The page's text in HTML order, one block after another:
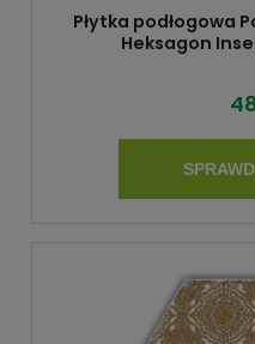
Płytka podłogowa
Heksagon